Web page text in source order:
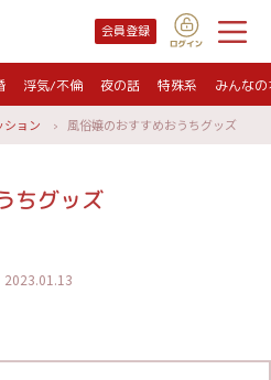
会員登録
浮気/不倫 夜の話 特殊系 みんな
ション 風俗嬢のおすすめおうちグッズ
ちグッズ
2023.01.13